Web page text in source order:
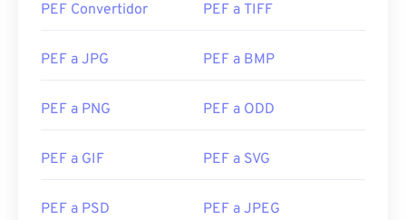
PEF Convertidor PEF a TIFF
PEF a JPG PEF a BMP
PEF a PNG PEF a ODD
PEF a GIF PEF a SVG
PEF a PSD PEF a JPEG